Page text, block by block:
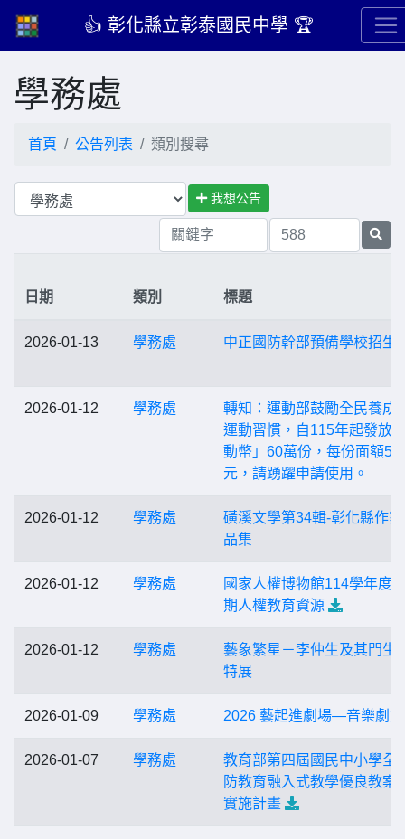
👍 彰化縣立彰泰國民中學 🏆
學務處
首頁 公告列表 類別搜尋
我想公告
日期 類別 標題
2026-01-13 學務處 中正國防幹部預備學校招生
2026-01-12 學務處
轉知：運動部鼓勵全民養成
運動習慣，自115年起發放
動幣」60萬份，每份面額
元，請踴躍申請使用。
2026-01-12 學務處
磺溪文學第34輯-彰化縣作
品集
2026-01-12 學務處
國家人權博物館114學年度
期人權教育資源
2026-01-12 學務處
藝象繁星－李仲生及其門生
特展
2026-01-09 學務處 2026 藝起進劇場—音樂劇篇
2026-01-07 學務處
教育部第四屆國民中小學全
防教育融入式教學優良教案
實施計畫